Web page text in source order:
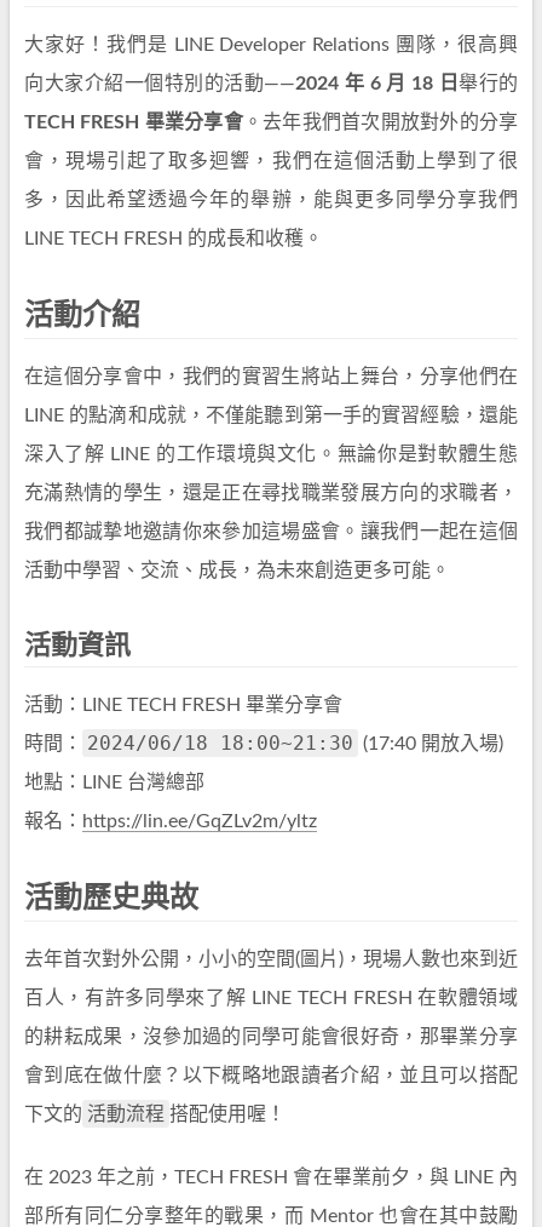
大家好！我們是 LINE Developer Relations 團隊，很高興
向大家介紹一個特別的活動——2024 年 6 月 18 日 舉行的
TECH FRESH 畢業分享會。去年我們首次開放對外的分享
會，現場引起了取多迴響，我們在這個活動上學到了很
多，因此希望透過今年的舉辦，能與更多同學分享我們
LINE TECH FRESH 的成長和收穫。
活動介紹
在這個分享會中，我們的實習生將站上舞台，分享他們在
LINE 的點滴和成就，不僅能聽到第一手的實習經驗，還能
深入了解 LINE 的工作環境與文化。無論你是對軟體生態
充滿熱情的學生，還是正在尋找職業發展方向的求職者，
我們都誠摯地邀請你來參加這場盛會。讓我們一起在這個
活動中學習、交流、成長，為未來創造更多可能。
活動資訊
活動：LINE TECH FRESH 畢業分享會
時間：
2024/06/18 18:00~21:30 (17:40 開放入場)
地點：LINE 台灣總部
報名： https://lin.ee/GqZLv2m/yltz
活動歷史典故
去年首次對外公開，小小的空間(圖片)，現場人數也來到近
百人，有許多同學來了解 LINE TECH FRESH 在軟體領域
的耕耘成果，沒參加過的同學可能會很好奇，那畢業分享
會到底在做什麼？以下概略地跟讀者介紹，並且可以搭配
下文的 活動流程 搭配使用喔！
在 2023 年之前，TECH FRESH 會在畢業前夕，與 LINE 內
部所有同仁分享整年的戰果，而 Mentor 也會在其中鼓勵